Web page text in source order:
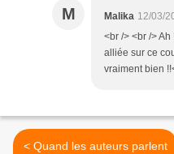
M Malika 12/03/
<br /> <br />
alliée sur ce
vraiment bien
< Quand les auteurs parlent